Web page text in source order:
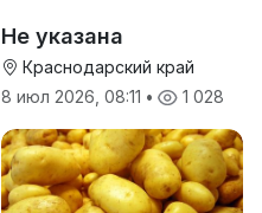
Не указана
Краснодарский край
8 июл 2026, 08:11 • 1 028